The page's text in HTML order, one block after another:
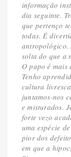
informação
dia seguinte.
que pertenço
todas. É
antropológico.
solta do que a
O papo é
Tenho
cultura
juntamos-nos
e misturados.
forte vezo
uma espécie
pior dos
em que a